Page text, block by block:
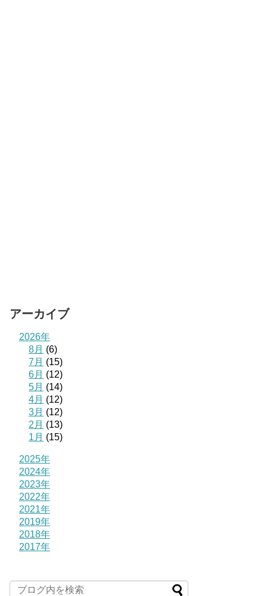
アーカイブ
2026年
8月 (6)
7月 (15)
6月 (12)
5月 (14)
4月 (12)
3月 (12)
2月 (13)
1月 (15)
2025年
2024年
2023年
2022年
2021年
2019年
2018年
2017年